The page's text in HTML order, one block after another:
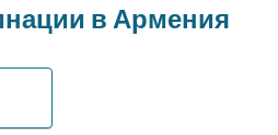
в Армения